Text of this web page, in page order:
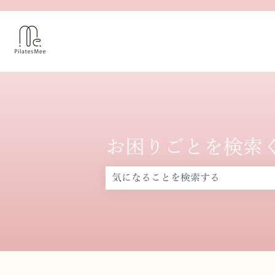
お困りごとを検索